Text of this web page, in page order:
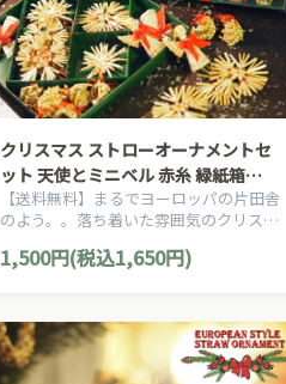
クリスマス ストローオーナメントセ
ット 天使とミニベル 赤糸 緑紙箱
29pcs
【送料無料】まるでヨーロッパの片田舎
のよう。。落ち着いた雰囲気のクリスマ
ー・スタイルの、お洒落な手作りのクリ
1,500円(税込1,650円)